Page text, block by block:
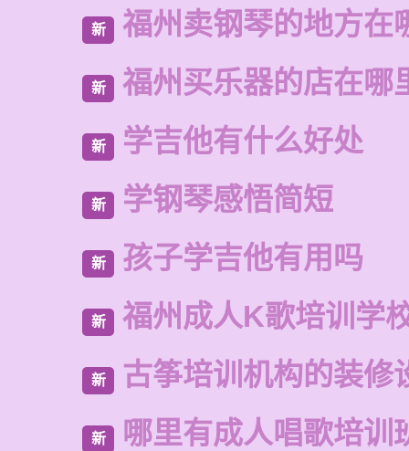
新 福州卖钢琴的地方在
新 福州买乐器的店在哪
新 学吉他有什么好处
新 学钢琴感悟简短
新 孩子学吉他有用吗
新 福州成人K歌培训学
新 古筝培训机构的装修
新 哪里有成人唱歌培训